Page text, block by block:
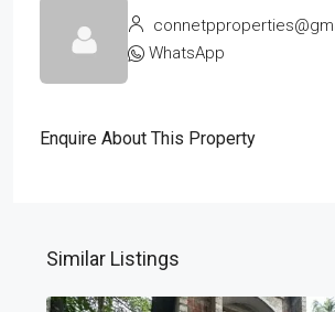
WhatsApp
Enquire About This Property
Similar Listings